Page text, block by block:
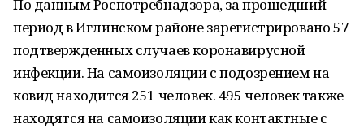
По данным Роспотребнадзора, за прошедший
период в Иглинском районе зарегистрировано 57
подтвержденных случаев коронавирусной
инфекции. На самоизоляции с подозрением на
ковид находится 251 человек. 495 человек также
находятся на самоизоляции как контактные с